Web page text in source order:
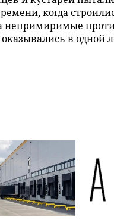
когда
непримиримые
в одной